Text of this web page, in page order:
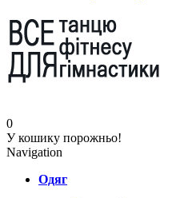
0
У кошику порожньо!
Navigation
Одяг